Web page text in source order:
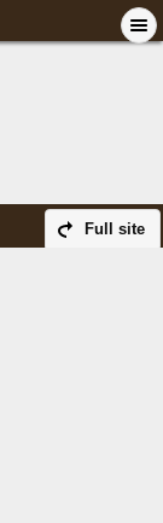
Full site